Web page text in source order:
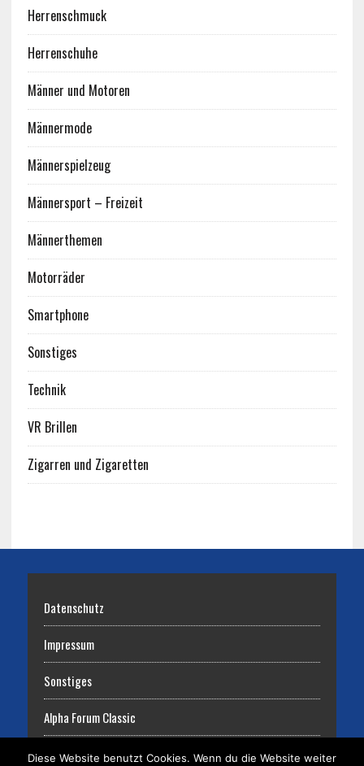
Herrenschmuck
Herrenschuhe
Männer und Motoren
Männermode
Männerspielzeug
Männersport – Freizeit
Männerthemen
Motorräder
Smartphone
Sonstiges
Technik
VR Brillen
Zigarren und Zigaretten
Datenschutz
Impressum
Sonstiges
Alpha Forum Classic
Diese Website benutzt Cookies. Wenn du die Website weiter